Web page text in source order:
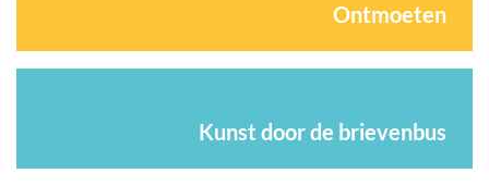
Ontmoeten
Kunst door de brievenbus